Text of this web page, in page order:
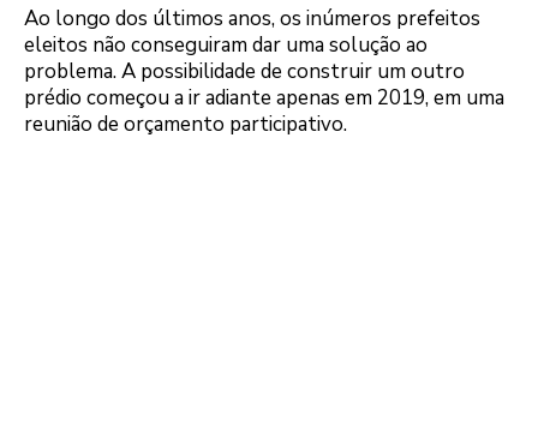
Ao longo dos últimos anos, os inúmeros prefeitos
eleitos não conseguiram dar uma solução ao
problema. A possibilidade de construir um outro
prédio começou a ir adiante apenas em 2019, em uma
reunião de orçamento participativo.